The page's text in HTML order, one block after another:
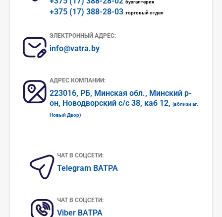
бухгалтерия
+375 (17) 388-28-03 торговый отдел
ЭЛЕКТРОННЫЙ АДРЕС:
info@vatra.by
АДРЕС КОМПАНИИ:
223016, РБ, Минская обл., Минский р-
он, Новодворский с/c 38, каб 12, (вблизи аг.
Новый Двор)
ЧАТ В СОЦСЕТИ:
Telegram ВАТРА
ЧАТ В СОЦСЕТИ:
Viber ВАТРА